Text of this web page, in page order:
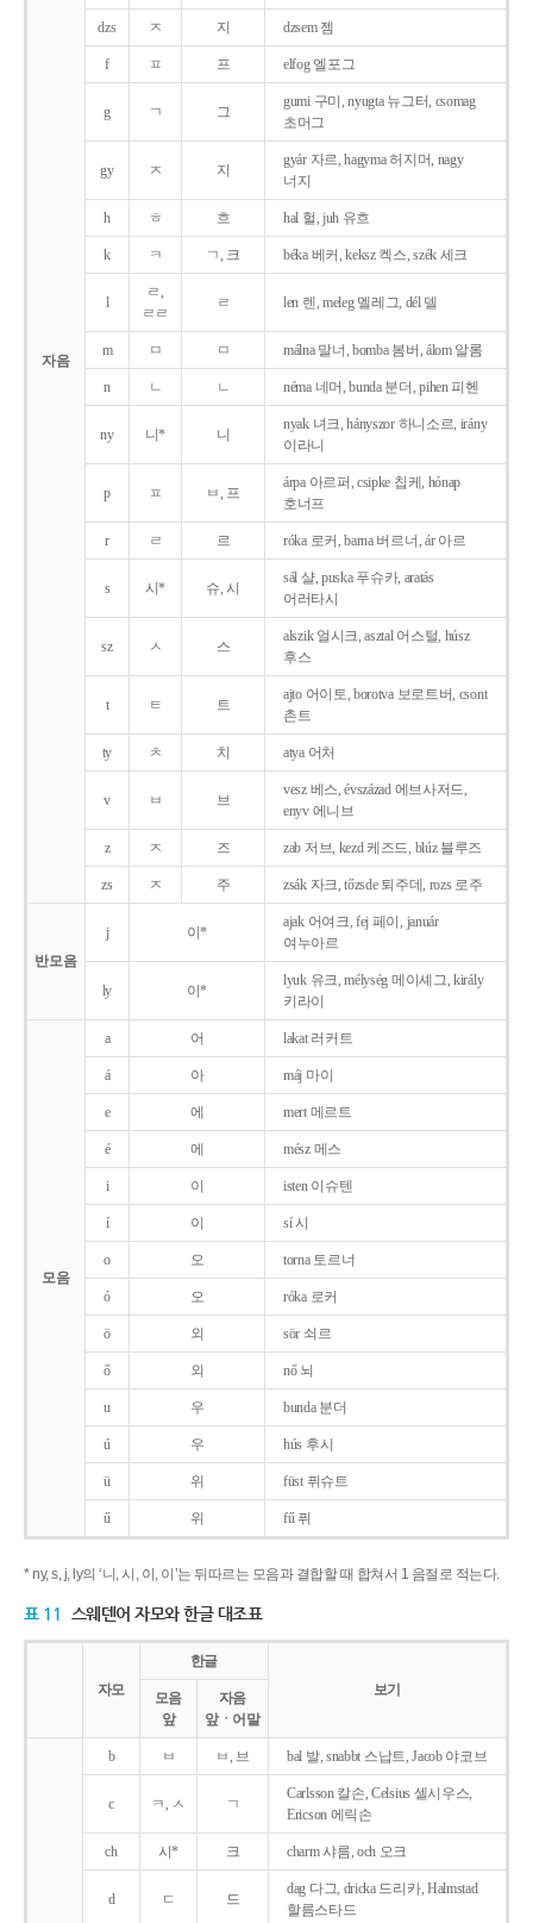
자음
dzs ㅈ 지 dzsem 젬
f ㅍ 프 elfog 엘포그
g ㄱ 그
gumi 구미, nyugta 뉴그터, csomag
초머그
gy ㅈ 지
gyár 자르, hagyma 허지머, nagy
너지
h ㅎ 흐 hal 헐, juh 유흐
k ㅋ ㄱ, 크 béka 베커, keksz 켁스, szék 세크
l
ㄹ,
ㄹㄹ
ㄹ len 렌, meleg 멜레그, dél 델
m ㅁ ㅁ málna 말너, bomba 봄버, álom 알롬
n ㄴ ㄴ néma 네머, bunda 분더, pihen 피헨
ny 니* 니
nyak 녀크, hányszor 하니소르, irány
이라니
p ㅍ ㅂ, 프
árpa 아르퍼, csipke 칩케, hónap
호너프
r ㄹ 르 róka 로커, barna 버르너, ár 아르
s 시* 슈, 시
sál 샬, puska 푸슈카, aratás
어러타시
sz ㅅ 스
alszik 얼시크, asztal 어스털, húsz
후스
t ㅌ 트
ajto 어이토, borotva 보로트버, csont
촌트
ty ㅊ 치 atya 어처
v ㅂ 브
vesz 베스, évszázad 에브사저드,
enyv 에니브
z ㅈ 즈 zab 저브, kezd 케즈드, blúz 블루즈
zs ㅈ 주 zsák 자크, tőzsde 퇴주데, rozs 로주
반모음
j 이*
ajak 어여크, fej 페이, január
여누아르
ly 이*
lyuk 유크, mélység 메이셰그, király
키라이
모음
a 어 lakat 러커트
á 아 máj 마이
e 에 mert 메르트
é 에 mész 메스
i 이 isten 이슈텐
í 이 sí 시
o 오 torna 토르너
ó 오 róka 로커
ö 외 sör 쇠르
ő 외 nő 뇌
u 우 bunda 분더
ú 우 hús 후시
ü 위 füst 퓌슈트
ű 위 fű 퓌
* ny, s, j, ly의 ‘니, 시, 이, 이’는 뒤따르는 모음과 결합할 때 합쳐서 1 음절로 적는다.
표 11 스웨덴어 자모와 한글 대조표
자모
한글
보기
모음
앞
자음
앞ㆍ어말
b ㅂ ㅂ, 브 bal 발, snabbt 스납트, Jacob 야코브
c ㅋ, ㅅ ㄱ
Carlsson 칼손, Celsius 셀시우스,
Ericson 에릭손
ch 시* 크 charm 샤름, och 오크
d ㄷ 드
dag 다그, dricka 드리카, Halmstad
할름스타드